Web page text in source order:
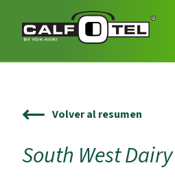
Volver al resumen
South West